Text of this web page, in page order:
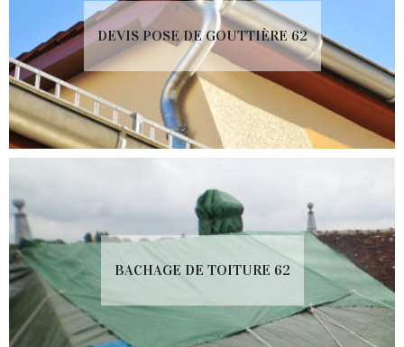
DEVIS POSE DE GOUTTIÈRE 62
BACHAGE DE TOITURE 62